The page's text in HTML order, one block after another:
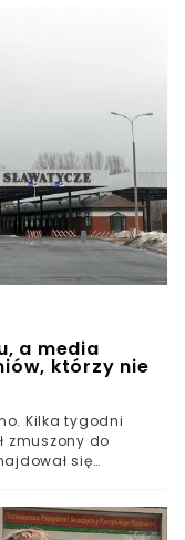
a media
którzy nie
Kilka tygodni
zmuszony do
się
a